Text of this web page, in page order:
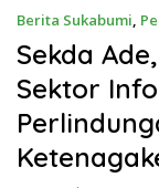
Berita Sukabumi,
Sekda
Sektor